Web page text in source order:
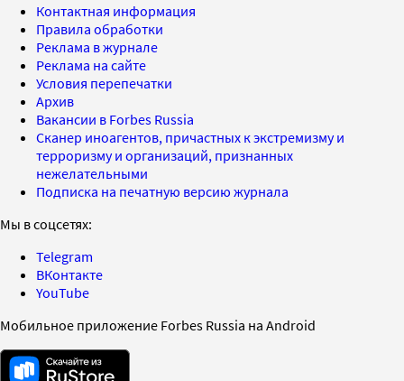
Контактная информация
Правила обработки
Реклама в журнале
Реклама на сайте
Условия перепечатки
Архив
Вакансии в Forbes Russia
Сканер иноагентов, причастных к экстремизму и
терроризму и организаций, признанных
нежелательными
Подписка на печатную версию журнала
Мы в соцсетях:
Telegram
ВКонтакте
YouTube
Мобильное приложение Forbes Russia на Android